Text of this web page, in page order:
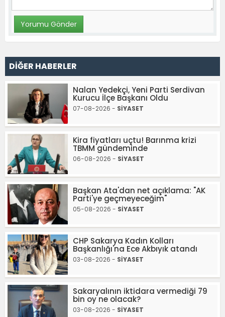
DİĞER HABERLER
Nalan Yedekçi, Yeni Parti Serdivan
Kurucu İlçe Başkanı Oldu
07-08-2026 - SİYASET
Kira fiyatları uçtu! Barınma krizi
TBMM gündeminde
06-08-2026 - SİYASET
Başkan Ata'dan net açıklama: "AK
Parti'ye geçmeyeceğim"
05-08-2026 - SİYASET
CHP Sakarya Kadın Kolları
Başkanlığı'na Ece Akbıyık atandı
03-08-2026 - SİYASET
Sakaryalının iktidara vermediği 79
bin oy ne olacak?
03-08-2026 - SİYASET